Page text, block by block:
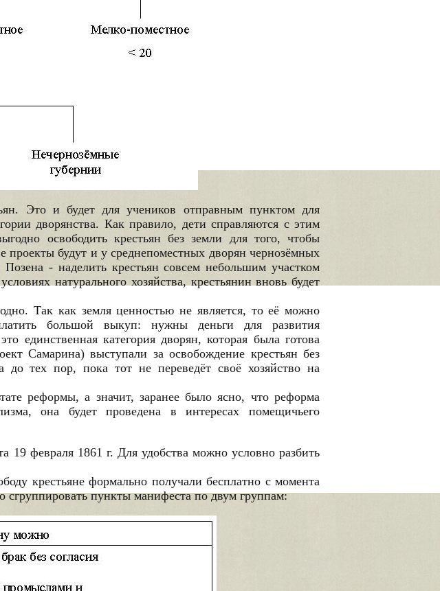
Это и будет для учеников отправным пунктом для
дворянства. Как правило, дети справляются с этим
освободить крестьян без земли для того, чтобы
проекты будут и у среднепоместных дворян чернозёмных
- наделить крестьян совсем небольшим участком
натурального хозяйства, крестьянин вновь будет
Так как земля ценностью не является, то её можно
большой выкуп: нужны деньги для развития
единственная категория дворян, которая была готова
Самарина) выступали за освобождение крестьян без
тех пор, пока тот не переведёт своё хозяйство на
реформы, а значит, заранее было ясно, что реформа
она будет проведена в интересах помещичьего
19 февраля 1861 г. Для удобства можно условно разбить
крестьяне формально получали бесплатно с момента
сгруппировать пункты манифеста по двум группам: